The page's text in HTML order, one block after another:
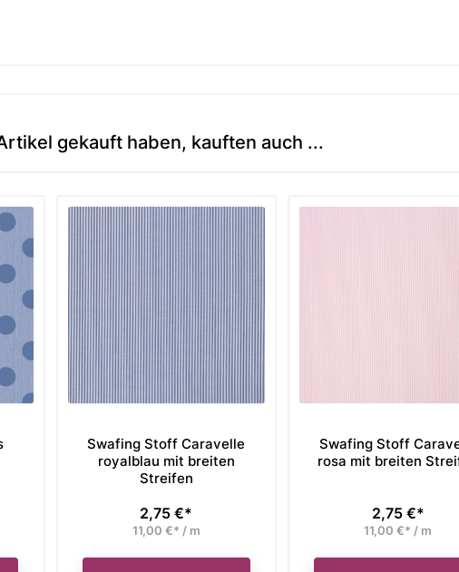
gekauft haben, kauften auch ...
Swafing Stoff Caravelle
royalblau mit breiten
Streifen
Preis
2,75 €*
11,00 €* / m
Swafing Stoff
rosa mit breiten
Preis
2,75 €*
11,00 €* / m